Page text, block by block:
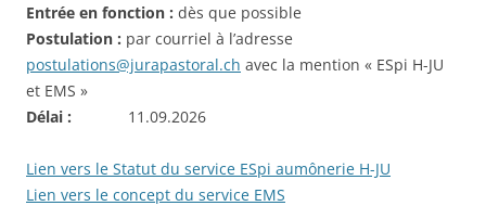
Entrée en fonction : dès que possible
Postulation : par courriel à l’adresse
postulations@jurapastoral.ch avec la mention « ESpi H-JU
et EMS »
Délai : 11.09.2026
Lien vers le Statut du service ESpi aumônerie H-JU
Lien vers le concept du service EMS